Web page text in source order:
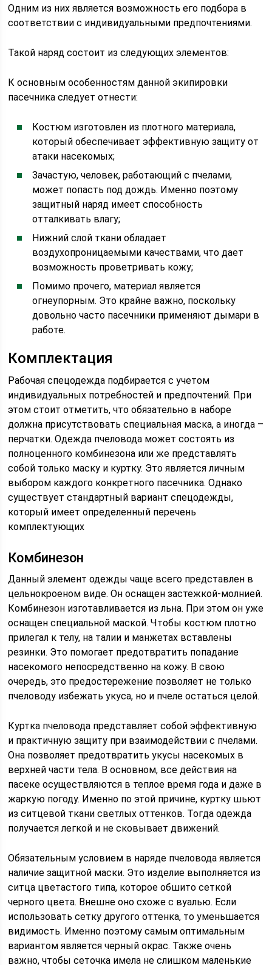
Одним из них является возможность его подбора в
соответствии с индивидуальными предпочтениями.
Такой наряд состоит из следующих элементов:
К основным особенностям данной экипировки
пасечника следует отнести:
Костюм изготовлен из плотного материала,
который обеспечивает эффективную защиту от
атаки насекомых;
Зачастую, человек, работающий с пчелами,
может попасть под дождь. Именно поэтому
защитный наряд имеет способность
отталкивать влагу;
Нижний слой ткани обладает
воздухопроницаемыми качествами, что дает
возможность проветривать кожу;
Помимо прочего, материал является
огнеупорным. Это крайне важно, поскольку
довольно часто пасечники применяют дымари в
работе.
Комплектация
Рабочая спецодежда подбирается с учетом
индивидуальных потребностей и предпочтений. При
этом стоит отметить, что обязательно в наборе
должна присутствовать специальная маска, а иногда –
перчатки. Одежда пчеловода может состоять из
полноценного комбинезона или же представлять
собой только маску и куртку. Это является личным
выбором каждого конкретного пасечника. Однако
существует стандартный вариант спецодежды,
который имеет определенный перечень
комплектующих
Комбинезон
Данный элемент одежды чаще всего представлен в
цельнокроеном виде. Он оснащен застежкой-молнией.
Комбинезон изготавливается из льна. При этом он уже
оснащен специальной маской. Чтобы костюм плотно
прилегал к телу, на талии и манжетах вставлены
резинки. Это помогает предотвратить попадание
насекомого непосредственно на кожу. В свою
очередь, это предостережение позволяет не только
пчеловоду избежать укуса, но и пчеле остаться целой.
Куртка пчеловода представляет собой эффективную
и практичную защиту при взаимодействии с пчелами.
Она позволяет предотвратить укусы насекомых в
верхней части тела. В основном, все действия на
пасеке осуществляются в теплое время года и даже в
жаркую погоду. Именно по этой причине, куртку шьют
из ситцевой ткани светлых оттенков. Тогда одежда
получается легкой и не сковывает движений.
Обязательным условием в наряде пчеловода является
наличие защитной маски. Это изделие выполняется из
ситца цветастого типа, которое обшито сеткой
черного цвета. Внешне оно схоже с вуалью. Если
использовать сетку другого оттенка, то уменьшается
видимость. Именно поэтому самым оптимальным
вариантом является черный окрас. Также очень
важно, чтобы сеточка имела не слишком маленькие